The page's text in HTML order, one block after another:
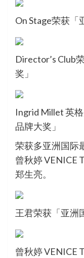
On Stage荣获「
Director’s Club
奖」
Ingrid Millet 英
品牌大奖」
荣获多亚洲国际
曾秋婷 VENICE
郑生亮。
王君荣获「亚洲
曾秋婷 VENICE